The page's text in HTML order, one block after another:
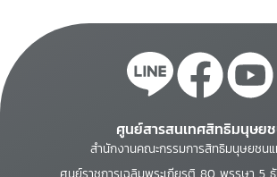
ศูนย์สารสนเทศสิทธิมนุษย
สำนักงานคณะกรรมการสิทธิมนุษยชน